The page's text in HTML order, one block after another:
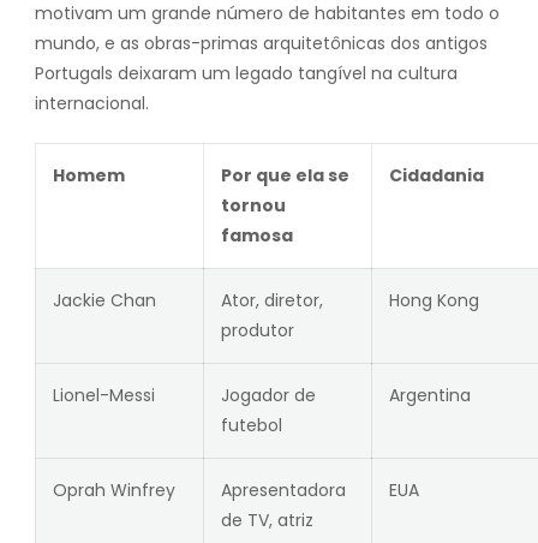
motivam um grande número de habitantes em todo o
mundo, e as obras-primas arquitetônicas dos antigos
Portugals deixaram um legado tangível na cultura
internacional.
Homem
Por que ela se
tornou
famosa
Cidadania
Jackie Chan
Ator, diretor,
produtor
Hong Kong
Lionel-Messi
Jogador de
futebol
Argentina
Oprah Winfrey
Apresentadora
de TV, atriz
EUA